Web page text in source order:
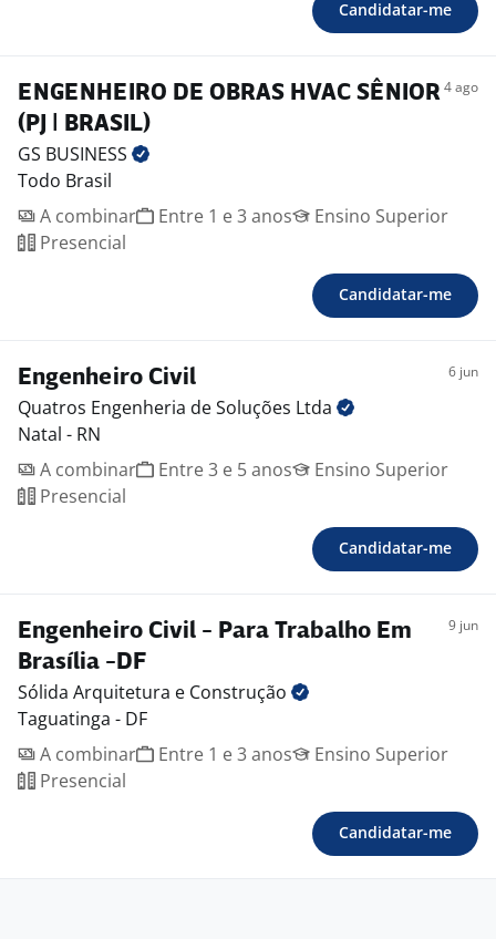
Candidatar-me
ENGENHEIRO DE OBRAS HVAC SÊNIOR
(PJ | BRASIL)
4 ago
GS BUSINESS
Todo Brasil
A combinar
Entre 1 e 3 anos
Ensino Superior
Presencial
Candidatar-me
Engenheiro Civil 6 jun
Quatros Engenheria de Soluções Ltda
Natal - RN
A combinar
Entre 3 e 5 anos
Ensino Superior
Presencial
Candidatar-me
Engenheiro Civil - Para Trabalho Em
Brasília -DF
9 jun
Sólida Arquitetura e Construção
Taguatinga - DF
A combinar
Entre 1 e 3 anos
Ensino Superior
Presencial
Candidatar-me